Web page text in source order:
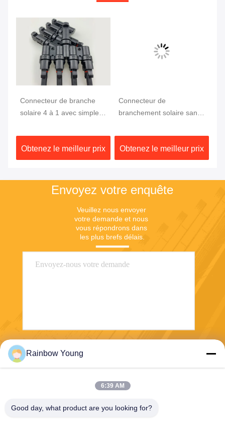
Connecteur de branche
solaire 4 à 1 avec simple
PPO anti-UV et capacité
de charge élevée
Obtenez le meilleur prix
Connecteur de
branchement solaire sans
et à faible émission de
fumée, avec câble solaire
4mm2
Obtenez le meilleur prix
Envoyez votre enquête
Veuillez nous envoyer
votre demande et nous
vous répondrons dans
les plus brefs délais.
Rainbow Young
6:39 AM
Good day, what product are you looking for?